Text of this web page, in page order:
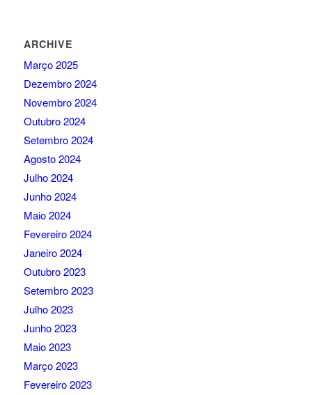
ARCHIVE
Março 2025
Dezembro 2024
Novembro 2024
Outubro 2024
Setembro 2024
Agosto 2024
Julho 2024
Junho 2024
Maio 2024
Fevereiro 2024
Janeiro 2024
Outubro 2023
Setembro 2023
Julho 2023
Junho 2023
Maio 2023
Março 2023
Fevereiro 2023